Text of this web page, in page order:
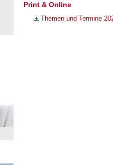
Print & Online
Themen und Termine